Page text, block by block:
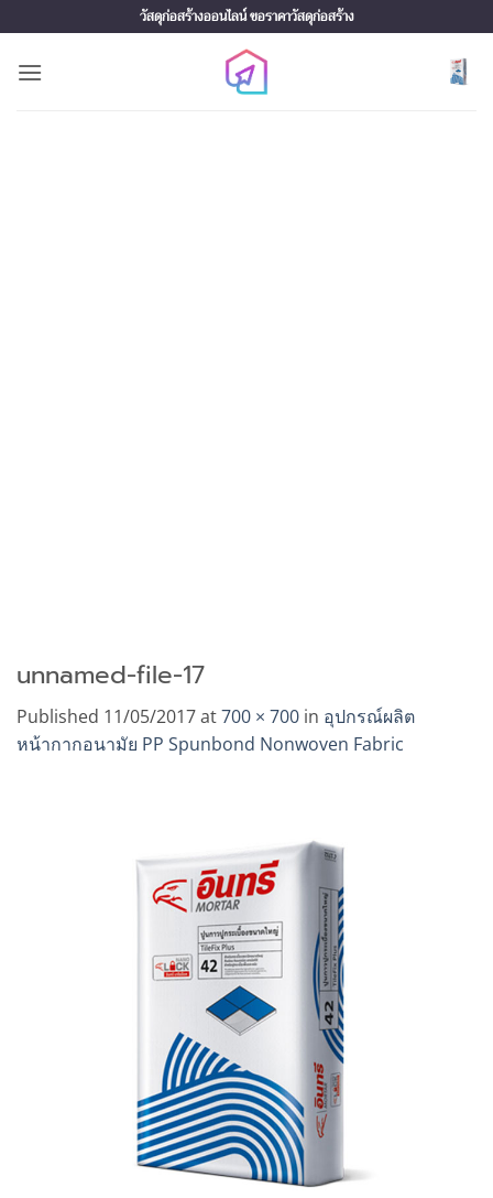
to
content
วัสดุก่อสร้างออนไลน์ ขอราคาวัสดุก่อสร้าง
unnamed-file-17
Published 11/05/2017at700 × 700 in อุปกรณ์ผลิต
หน้ากากอนามัย PP Spunbond Nonwoven Fabric